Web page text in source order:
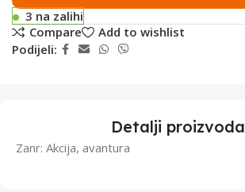
3 na zalihi
Compare
Add to wishlist
Podijeli:
Detalji proizvoda
Zanr: Akcija, avantura